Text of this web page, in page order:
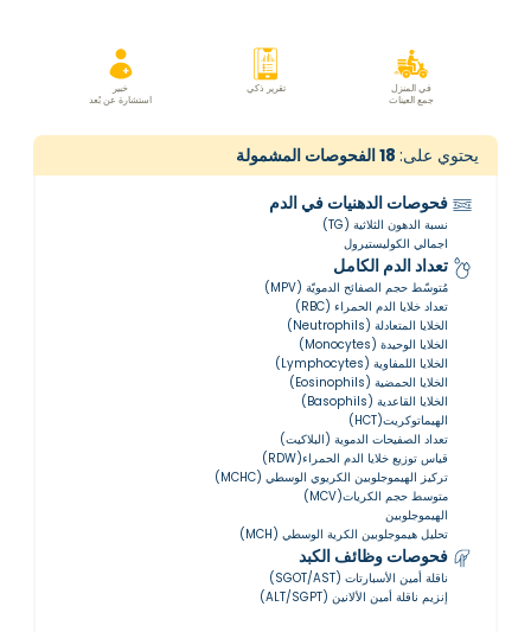
في المنزل
جمع العينات
تقرير ذكي
خبير
استشارة عن بُعد
يحتوي على: 18الفحوصات المشمولة
فحوصات الدهنيات في الدم
نسبة الدهون الثلاثية (TG)
اجمالي الكوليستيرول
تعداد الدم الكامل
مُتوسّط ​​حجم الصفائح الدمويّة (MPV)
تعداد خلايا الدم الحمراء (RBC)
الخلايا المتعادلة (Neutrophils)
الخلايا الوحيدة (Monocytes)
الخلايا اللمفاوية (Lymphocytes)
الخلايا الحمضية (Eosinophils)
الخلايا القاعدية (Basophils)
الهيماتوكريت(HCT)
تعداد الصفيحات الدموية (البلاكيت)
قياس توزيع خلايا الدم الحمراء(RDW)
تركيز الهيموجلوبين الكريوي الوسطي (MCHC)
متوسط حجم الكريات(MCV)
الهيموجلوبين
تحليل هيموجلوبين الكرية الوسطي (MCH)
فحوصات وظائف الكبد
ناقلة أمين الأسبارتات (SGOT/AST)
إنزيم ناقلة أمين الألانين (ALT/SGPT)